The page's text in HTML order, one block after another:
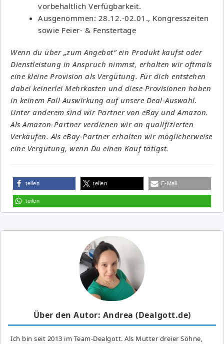
vorbehaltlich Verfügbarkeit.
Ausgenommen: 28.12.-02.01., Kongresszeiten
sowie Feier- & Fenstertage
Wenn du über „zum Angebot“ ein Produkt kaufst oder
Dienstleistung in Anspruch nimmst, erhalten wir oftmals
eine kleine Provision als Vergütung. Für dich entstehen
dabei keinerlei Mehrkosten und diese Provisionen haben
in keinem Fall Auswirkung auf unsere Deal-Auswahl.
Unter anderem sind wir Partner von eBay und Amazon.
Als Amazon-Partner verdienen wir an qualifizierten
Verkäufen. Als eBay-Partner erhalten wir möglicherweise
eine Vergütung, wenn Du einen Kauf tätigst.
teilen teilen E-Mail
teilen
Über den Autor: Andrea (Dealgott.de)
Ich bin seit 2013 im Team-Dealgott. Als Mutter dreier Söhne,